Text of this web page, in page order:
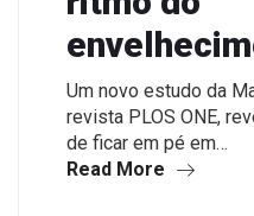
Um novo estudo da
revista PLOS ONE,
de ficar em pé em…
Read More